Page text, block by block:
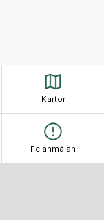
Kartor
Felanmälan